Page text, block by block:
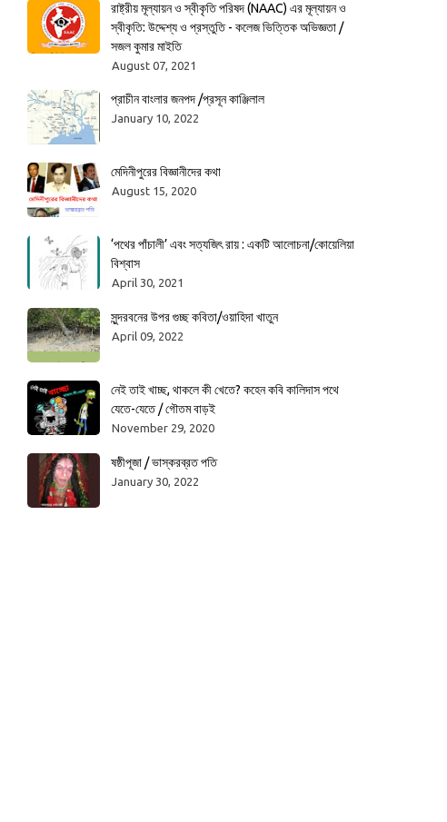
রাষ্ট্রীয় মূল্যায়ন ও স্বীকৃতি পরিষদ (NAAC) এর মূল্যায়ন ও
স্বীকৃতি: উদ্দেশ্য ও প্রস্তুতি - কলেজ ভিত্তিক অভিজ্ঞতা /
সজল কুমার মাইতি
August 07, 2021
প্রাচীন বাংলার জনপদ /প্রসূন কাঞ্জিলাল
January 10, 2022
মেদিনীপুরের বিজ্ঞানীদের কথা
August 15, 2020
‘পথের পাঁচালী’ এবং সত্যজিৎ রায় : একটি আলোচনা/কোয়েলিয়া
বিশ্বাস
April 30, 2021
সুন্দরবনের উপর গুচ্ছ কবিতা/ওয়াহিদা খাতুন
April 09, 2022
নেই তাই খাচ্ছ, থাকলে কী খেতে? কহেন কবি কালিদাস পথে
যেতে-যেতে / গৌতম বাড়ই
November 29, 2020
ষষ্ঠীপূজা / ভাস্করব্রত পতি
January 30, 2022